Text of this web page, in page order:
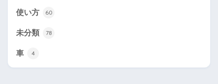
使い方 60
未分類 78
車 4